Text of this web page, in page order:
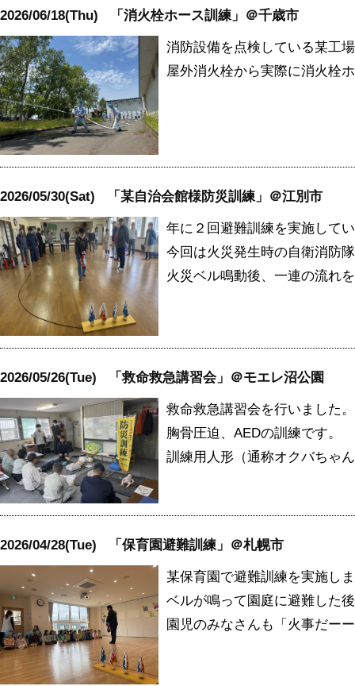
2026/06/18(Thu) 「消火栓ホース訓練」＠千歳市
消防設備を点検している某工
屋外消火栓から実際に消火栓
2026/05/30(Sat) 「某自治会館様防災訓練」＠江別市
年に２回避難訓練を実施して
今回は火災発生時の自衛消防
火災ベル鳴動後、一連の流れ
2026/05/26(Tue) 「救命救急講習会」＠モエレ沼公園
救命救急講習会を行いました。
胸骨圧迫、AEDの訓練です。
訓練用人形（通称オクバちゃ
2026/04/28(Tue) 「保育園避難訓練」＠札幌市
某保育園で避難訓練を実施し
ベルが鳴って園庭に避難した
園児のみなさんも「火事だー